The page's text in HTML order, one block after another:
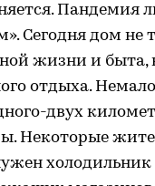
Пандемия
Сегодня дом не
жизни и быта,
отдыха.
двух
Некоторые